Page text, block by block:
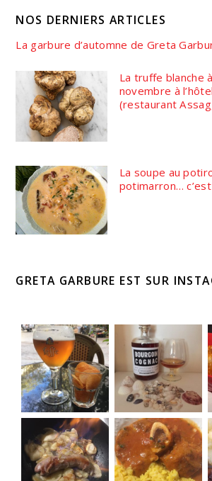
NOS DERNIERS ARTICLES
La garbure d’automne de Greta
La truffe blanche
novembre à
(restaurant
La soupe au
potimarron…
GRETA GARBURE EST SUR